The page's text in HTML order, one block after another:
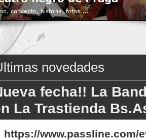
novedades
fecha!! La
La Trastienda
https://www.passline.com/